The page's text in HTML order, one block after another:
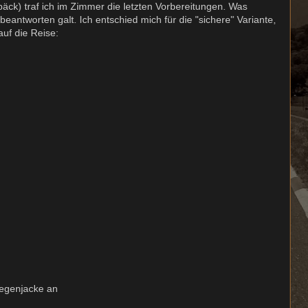
traf ich im Zimmer die letzten Vorbereitungen. Was
galt. Ich entschied mich für die "sichere" Variante,
die Reise:
an